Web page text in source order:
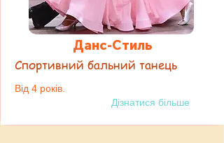
Данс-Стиль
Спортивний бальний танець
Від 4 років.
Дізнатися більше